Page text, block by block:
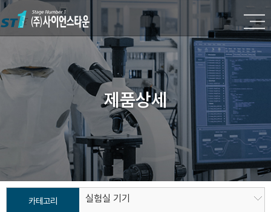
제품상세
카테고리 실험실 기기